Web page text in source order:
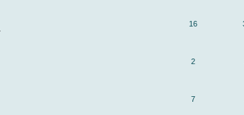
16
2
7